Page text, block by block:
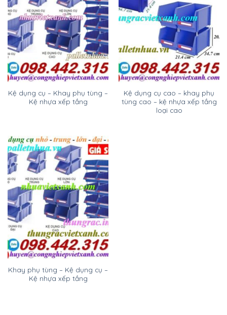
Kệ dụng cụ – Khay phụ tùng –
Kệ nhựa xếp tầng
Kệ dụng cụ cao – khay phụ
tùng cao – kệ nhựa xếp tầng
loại cao
Khay phụ tùng – Kệ dụng cụ –
Kệ nhựa xếp tầng